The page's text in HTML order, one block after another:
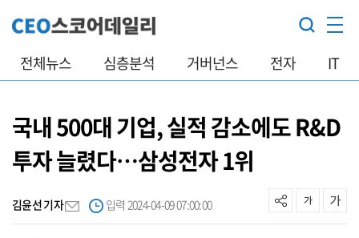
전체뉴스 심층분석 거버넌스 전자 IT
국내 500대 기업, 실적 감소에도 R&D
투자 늘렸다…삼성전자 1위
김윤선 기자 입력 2024-04-09 07:00:00